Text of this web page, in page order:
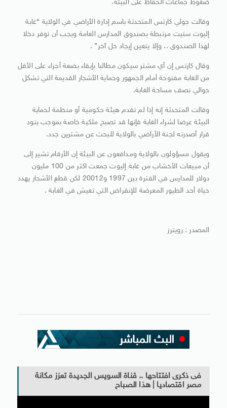
ضغوط جماعات الحفاظ على البيئة.
وقالت جولي كارتس المتحدثة باسم إدارة الأراضي في الولاية “غابة
إليوت ستيت مرتبطة بصندوق المدارس العامة ويجب أن توفر دخلا
لهذا الصندوق .. وإلا يتعين إيجاد حل آخر” .
وقال كارتس إن أي مشتر سيكون مطالبا بإبقاء بضعة أجزاء على الأقل
من الغابة مفتوحة أمام الجمهور وحماية الأشجار القديمة التي تشكل
حوالي نصف مساحة الغابة.
وقالت المتحدثة إنه إذا لم تقدم هيئة حكومية أو منظمة لحماية
البيئة عرضا لشراء الغابة فإنها قد تصبح ملكية خاصة بموجب بنود
قرار أصدرته لجنة الأراضي بالولاية للبحث عن مشترين جدد.
ويقول مسؤولون بالولاية ومدافعون عن البيئة إن الأرقام تشير إلى
أن مبيعات الأخشاب من غابة إليوت جمعت اكثر من 100 مليون
دولار للمدارس في الفترة بين 1997 و20012 لكن قطع الأشجار يهدد
حياة أحد الطيور المعرضة للإنقراض التي تعيش في الغابة .
المصدر : رويترز
فى ذكرى افتتاحها .. قناة السويس الجديدة تعزز مكانة
مصر اقتصاديا | هذا الصباح